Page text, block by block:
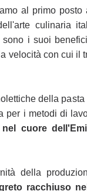
al primo posto
culinaria
sono i suoi
velocità con cui
della
per i metodi di
cuore
della
racchiuso